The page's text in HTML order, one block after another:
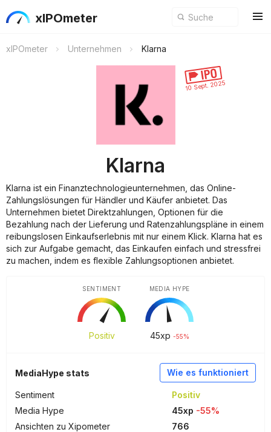
xIPOmeter
xIPOmeter Unternehmen Klarna
10 Sept. 2025
Klarna
Klarna ist ein Finanztechnologieunternehmen, das Online-
Zahlungslösungen für Händler und Käufer anbietet. Das
Unternehmen bietet Direktzahlungen, Optionen für die
Bezahlung nach der Lieferung und Ratenzahlungspläne in einem
reibungslosen Einkaufserlebnis mit nur einem Klick. Klarna hat es
sich zur Aufgabe gemacht, das Einkaufen einfach und stressfrei
zu machen, indem es flexible Zahlungsoptionen anbietet.
Positiv
SENTIMENT
45xp -55%
MEDIA HYPE
Wie es funktioniert
MediaHype stats
Sentiment
Positiv
Media Hype
45xp -55%
Ansichten zu Xipometer
766